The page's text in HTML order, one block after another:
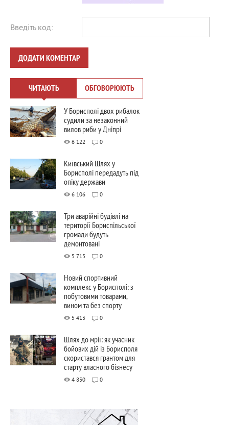
Введіть код:
ДОДАТИ КОМЕНТАР
ЧИТАЮТЬ ОБГОВОРЮЮТЬ
У Борисполі двох рибалок
судили за незаконний
вилов риби у Дніпрі
6 122 0
Київський Шлях у
Борисполі передадуть під
опіку держави
6 106 0
Три аварійні будівлі на
території Бориспільської
громади будуть
демонтовані
5 715 0
Новий спортивний
комплекс у Борисполі: з
побутовими товарами,
вином та без спорту
5 413 0
Шлях до мрії: як учасник
бойових дій із Борисполя
скористався грантом для
старту власного бізнесу
4 830 0